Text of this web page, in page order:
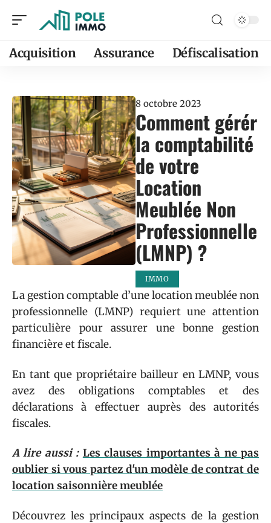
Acquisition Assurance Défiscalisation
8 octobre 2023
Comment gérér
la comptabilité
de votre
Location
Meublée Non
Professionnelle
(LMNP) ?
IMMO
La gestion comptable d’une location meublée non
professionnelle (LMNP) requiert une attention
particulière pour assurer une bonne gestion
financière et fiscale.
En tant que propriétaire bailleur en LMNP, vous
avez des obligations comptables et des
déclarations à effectuer auprès des autorités
fiscales.
A lire aussi : Les clauses importantes à ne pas
oublier si vous partez d'un modèle de contrat de
location saisonnière meublée
Découvrez les principaux aspects de la gestion